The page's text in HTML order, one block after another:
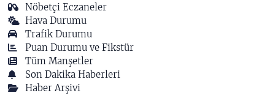
Nöbetçi Eczaneler
Hava Durumu
Trafik Durumu
Puan Durumu ve Fikstür
Tüm Manşetler
Son Dakika Haberleri
Haber Arşivi